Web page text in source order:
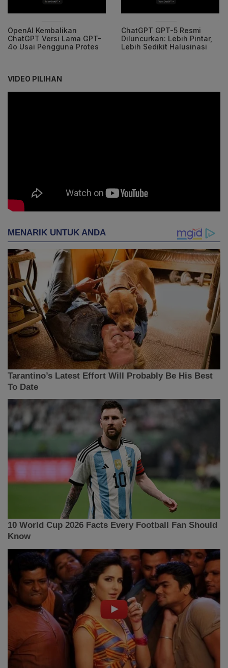
OpenAI Kembalikan
ChatGPT Versi Lama GPT-
4o Usai Pengguna Protes
ChatGPT GPT-5 Resmi
Diluncurkan: Lebih Pintar,
Lebih Sedikit Halusinasi
VIDEO PILIHAN